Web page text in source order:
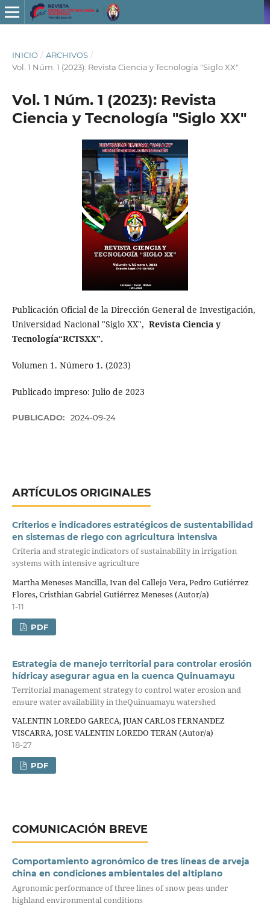
INICIO / ARCHIVOS /
Vol. 1 Núm. 1 (2023): Revista Ciencia y Tecnología "Siglo XX"
Vol. 1 Núm. 1 (2023): Revista
Ciencia y Tecnología "Siglo XX"
Publicación Oficial de la Dirección General de Investigación,
Universidad Nacional "Siglo XX", Revista Ciencia y
Tecnología“RCTSXX”.
Volumen 1. Número 1. (2023)
Publicado impreso: Julio de 2023
PUBLICADO: 2024-09-24
ARTÍCULOS ORIGINALES
Criterios e indicadores estratégicos de sustentabilidad
en sistemas de riego con agricultura intensiva
Criteria and strategic indicators of sustainability in irrigation
systems with intensive agriculture
Martha Meneses Mancilla, Ivan del Callejo Vera, Pedro Gutiérrez
Flores, Cristhian Gabriel Gutiérrez Meneses (Autor/a)
1-11
PDF
Estrategia de manejo territorial para controlar erosión
hídricay asegurar agua en la cuenca Quinuamayu
Territorial management strategy to control water erosion and
ensure water availability in theQuinuamayu watershed
VALENTIN LOREDO GARECA, JUAN CARLOS FERNANDEZ
VISCARRA, JOSE VALENTIN LOREDO TERAN (Autor/a)
18-27
PDF
COMUNICACIÓN BREVE
Comportamiento agronómico de tres líneas de arveja
china en condiciones ambientales del altiplano
Agronomic performance of three lines of snow peas under
highland environmental conditions